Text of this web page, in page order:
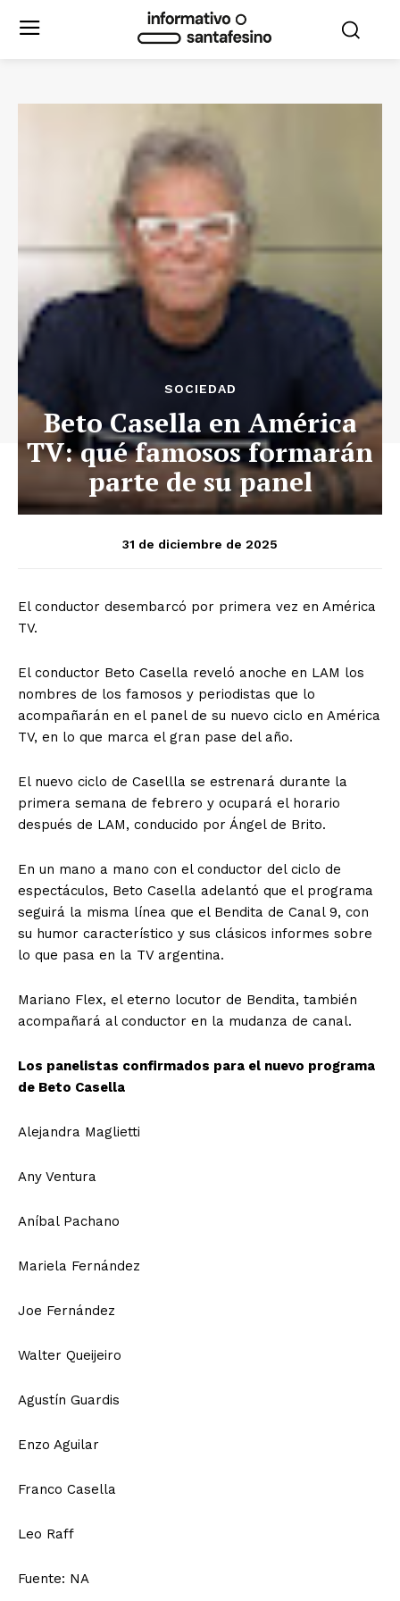
SOCIEDAD
Beto Casella en América
TV: qué famosos formarán
parte de su panel
31 de diciembre de 2025
El conductor desembarcó por primera vez en América
TV.
El conductor Beto Casella reveló anoche en LAM los
nombres de los famosos y periodistas que lo
acompañarán en el panel de su nuevo ciclo en América
TV, en lo que marca el gran pase del año.
El nuevo ciclo de Casellla se estrenará durante la
primera semana de febrero y ocupará el horario
después de LAM, conducido por Ángel de Brito.
En un mano a mano con el conductor del ciclo de
espectáculos, Beto Casella adelantó que el programa
seguirá la misma línea que el Bendita de Canal 9, con
su humor característico y sus clásicos informes sobre
lo que pasa en la TV argentina.
Mariano Flex, el eterno locutor de Bendita, también
acompañará al conductor en la mudanza de canal.
Los panelistas confirmados para el nuevo programa
de Beto Casella
Alejandra Maglietti
Any Ventura
Aníbal Pachano
Mariela Fernández
Joe Fernández
Walter Queijeiro
Agustín Guardis
Enzo Aguilar
Franco Casella
Leo Raff
Fuente: NA